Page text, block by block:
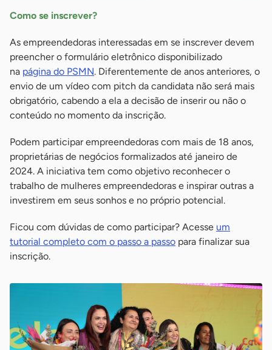
Como se inscrever?
As empreendedoras interessadas em se inscrever devem
preencher o formulário eletrônico disponibilizado
na página do PSMN. Diferentemente de anos anteriores, o
envio de um vídeo com pitch da candidata não será mais
obrigatório, cabendo a ela a decisão de inserir ou não o
conteúdo no momento da inscrição.
Podem participar empreendedoras com mais de 18 anos,
proprietárias de negócios formalizados até janeiro de
2024. A iniciativa tem como objetivo reconhecer o
trabalho de mulheres empreendedoras e inspirar outras a
investirem em seus sonhos e no próprio potencial.
Ficou com dúvidas de como participar? Acesse um
tutorial completo com o passo a passo para finalizar sua
inscrição.